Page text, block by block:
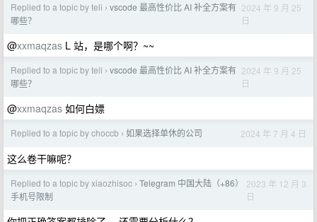
Replied to a topic by teli › vscode 最高性价比 AI 补全方案有
哪些？
2024 年 9 月 25
日
@xxmaqzas L 站，是哪个啊？~~
Replied to a topic by teli › vscode 最高性价比 AI 补全方案有
哪些？
2024 年 9 月 25
日
@xxmaqzas 如何白嫖
Replied to a topic by choccb › 如果选择单休的公司 2024 年 7 月 4 日
这么卷干嘛呢？
Replied to a topic by xiaozhisoc › Telegram 中国大陆（+86）
手机号限制
2023 年 12 月 3
日